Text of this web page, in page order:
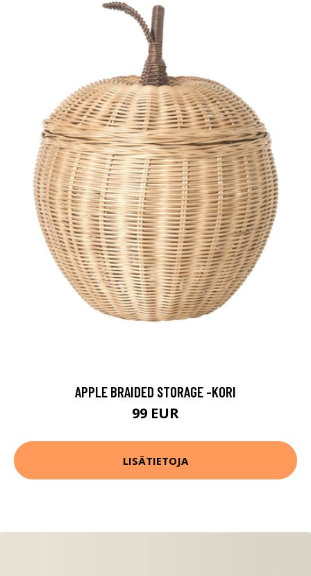
APPLE BRAIDED STORAGE -KORI
99 EUR
LISÄTIETOJA